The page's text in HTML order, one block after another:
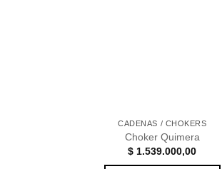
CADENAS / CHOKERS
Choker Quimera
$ 1.539.000,00